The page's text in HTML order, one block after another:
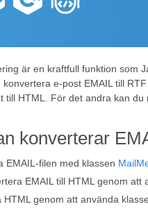
är en kraftfull funktion som
konvertera e-post EMAIL till
till HTML. För det andra kan
konverterar
EMAIL-filen med klassen
EMAIL till HTML genom att
HTML genom att använda